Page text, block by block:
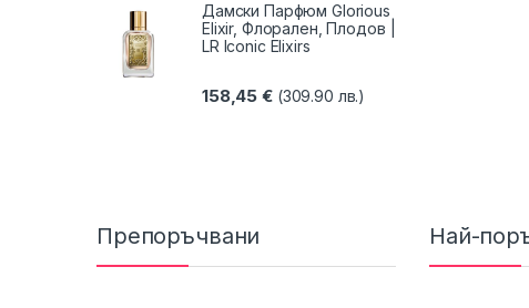
Дамски Парфюм Glorious
Elixir, Флорален, Плодов |
LR Iconic Elixirs
158,45€ (309.90 лв.)
Препоръчвани Най-